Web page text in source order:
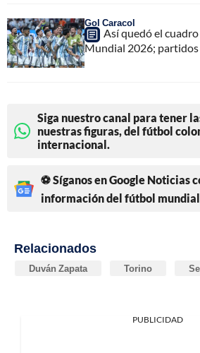
Gol Caracol
Así quedó el
Mundial 2026; partidos
Siga nuestro canal para tener
nuestras figuras, del fútbol
internacional.
⚽ Síganos en Google Noticias
información del fútbol mundial
Relacionados
Duván Zapata Torino
PUBLICIDAD